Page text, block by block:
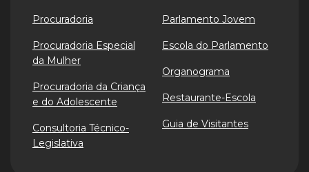
Procuradoria
Procuradoria Especial
da Mulher
Procuradoria da Criança
e do Adolescente
Consultoria Técnico-
Legislativa
Parlamento Jovem
Escola do Parlamento
Organograma
Restaurante-Escola
Guia de Visitantes